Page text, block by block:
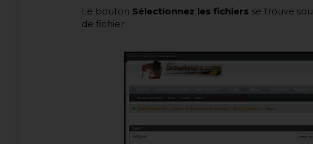
Le bouton Sélectionnez les fichiers se trouve
de fichier